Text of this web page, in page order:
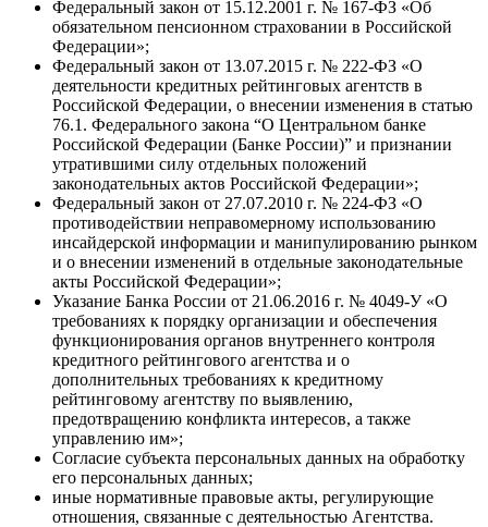
Федеральный закон от 15.12.2001 г. № 167-ФЗ «Об
обязательном пенсионном страховании в Российской
Федерации»;
Федеральный закон от 13.07.2015 г. № 222-ФЗ «О
деятельности кредитных рейтинговых агентств в
Российской Федерации, о внесении изменения в статью
76.1. Федерального закона “О Центральном банке
Российской Федерации (Банке России)” и признании
утратившими силу отдельных положений
законодательных актов Российской Федерации»;
Федеральный закон от 27.07.2010 г. № 224-ФЗ «О
противодействии неправомерному использованию
инсайдерской информации и манипулированию рынком
и о внесении изменений в отдельные законодательные
акты Российской Федерации»;
Указание Банка России от 21.06.2016 г. № 4049-У «О
требованиях к порядку организации и обеспечения
функционирования органов внутреннего контроля
кредитного рейтингового агентства и о
дополнительных требованиях к кредитному
рейтинговому агентству по выявлению,
предотвращению конфликта интересов, а также
управлению им»;
Согласие субъекта персональных данных на обработку
его персональных данных;
иные нормативные правовые акты, регулирующие
отношения, связанные с деятельностью Агентства.